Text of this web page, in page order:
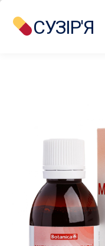
СУЗІР'Я